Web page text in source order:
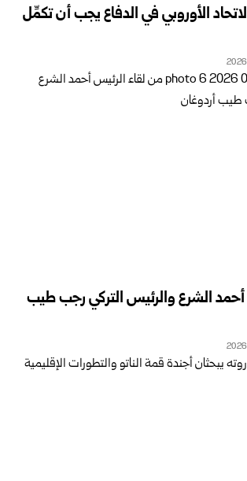
الأوروبي في الدفاع يجب أن تكمِّل
الشرع والرئيس التركي رجب طيب